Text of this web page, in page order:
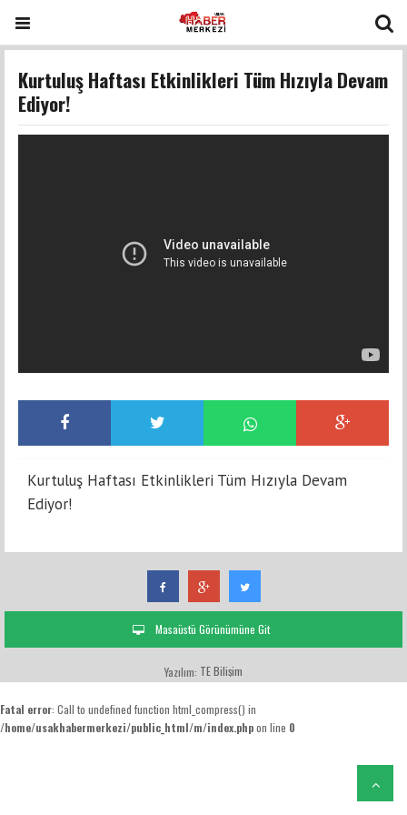
Kurtuluş Haftası Etkinlikleri Tüm Hızıyla Devam
Ediyor!
Kurtuluş Haftası Etkinlikleri Tüm Hızıyla Devam
Ediyor!
Masaüstü Görünümüne Git
Yazılım: TE Bilişim
Fatal error: Call to undefined function html_compress() in
/home/usakhabermerkezi/public_html/m/index.phpon line 0